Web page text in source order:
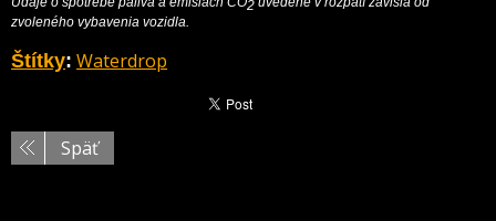
2
zvoleného vybavenia vozidla.
Štítky: Waterdrop
Späť